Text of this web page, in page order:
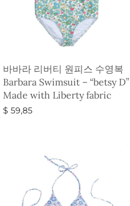
바바라 리버티 원피스 수영복
Barbara Swimsuit – “betsy D”
Made with Liberty fabric
$ 59,85